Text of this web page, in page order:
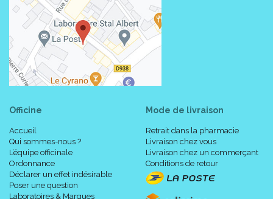
Officine
Accueil
Qui sommes-nous ?
L’équipe officinale
Ordonnance
Déclarer un effet indésirable
Poser une question
Laboratoires & Marques
Mode de livraison
Retrait dans la pharmacie
Livraison chez vous
Livraison chez un commerçant
Conditions de retour